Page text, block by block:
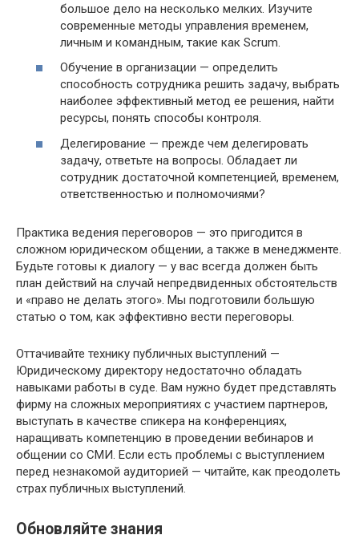
большое дело на несколько мелких. Изучите
современные методы управления временем,
личным и командным, такие как Scrum.
Обучение в организации — определить
способность сотрудника решить задачу, выбрать
наиболее эффективный метод ее решения, найти
ресурсы, понять способы контроля.
Делегирование — прежде чем делегировать
задачу, ответьте на вопросы. Обладает ли
сотрудник достаточной компетенцией, временем,
ответственностью и полномочиями?
Практика ведения переговоров — это пригодится в
сложном юридическом общении, а также в менеджменте.
Будьте готовы к диалогу — у вас всегда должен быть
план действий на случай непредвиденных обстоятельств
и «право не делать этого». Мы подготовили большую
статью о том, как эффективно вести переговоры.
Оттачивайте технику публичных выступлений —
Юридическому директору недостаточно обладать
навыками работы в суде. Вам нужно будет представлять
фирму на сложных мероприятиях с участием партнеров,
выступать в качестве спикера на конференциях,
наращивать компетенцию в проведении вебинаров и
общении со СМИ. Если есть проблемы с выступлением
перед незнакомой аудиторией — читайте, как преодолеть
страх публичных выступлений.
Обновляйте знания